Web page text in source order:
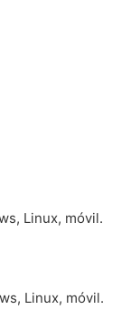
Linux, móvil.
Linux, móvil.